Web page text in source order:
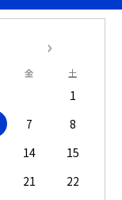
金 土
1
7
8
14
15
21
22